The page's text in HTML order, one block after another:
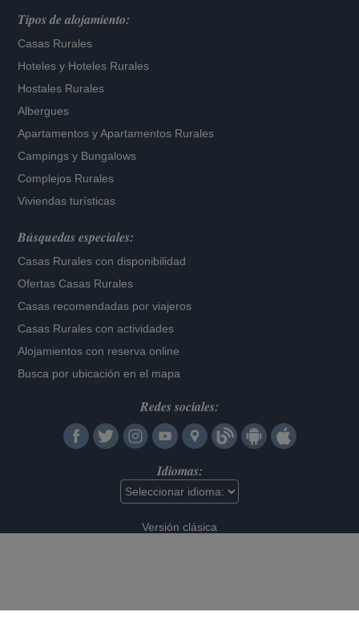
Tipos de alojamiento:
Casas Rurales
Hoteles y Hoteles Rurales
Hostales Rurales
Albergues
Apartamentos yApartamentos Rurales
Campings y Bungalows
Complejos Rurales
Viviendas turísticas
Búsquedas especiales:
Casas Rurales con disponibilidad
Ofertas Casas Rurales
Casas recomendadas por viajeros
Casas Rurales con actividades
Alojamientos con reserva online
Busca por ubicación en el mapa
Redes sociales:
Idiomas:
Versión clásica